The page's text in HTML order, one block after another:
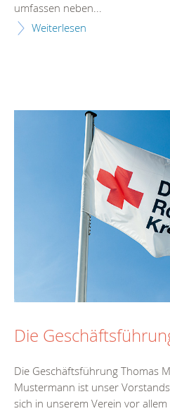
umfassen neben...
Weiterlesen
Die
Die Geschäftsführung Thomas
Mustermann ist unser
sich in unserem Verein vor